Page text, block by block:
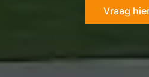
Vraag